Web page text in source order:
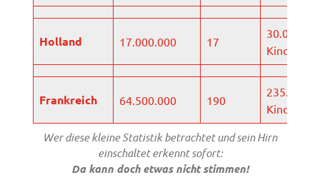
Holland 17.000.000 17
30.000
Kinder
Frankreich 64.500.000 190
235.000
Kinder
Wer diese kleine Statistik betrachtet und sein Hirn
einschaltet erkennt sofort:
Da kann doch etwas nicht stimmen!